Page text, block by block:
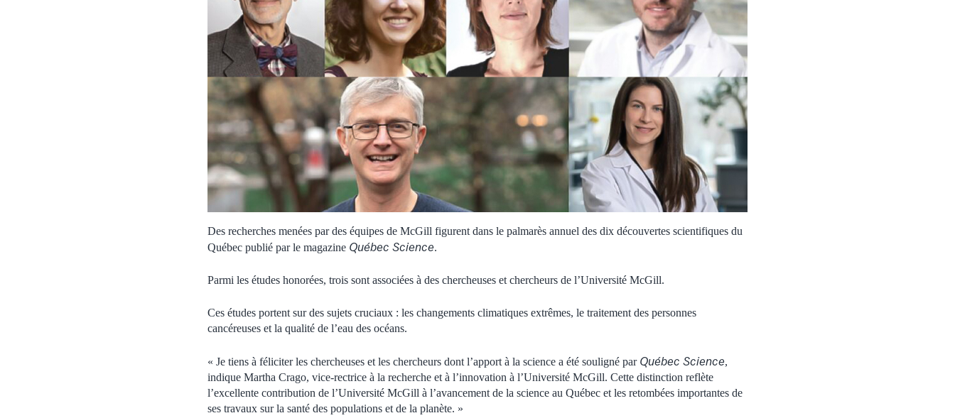
Des recherches menées par des équipes de McGill figurent dans le palmarès annuel des dix découvertes scientifiques du
Québec publié par le magazine Québec Science.
Parmi les études honorées, trois sont associées à des chercheuses et chercheurs de l’Université McGill.
Ces études portent sur des sujets cruciaux : les changements climatiques extrêmes, le traitement des personnes
cancéreuses et la qualité de l’eau des océans.
« Je tiens à féliciter les chercheuses et les chercheurs dont l’apport à la science a été souligné par Québec Science,
indique Martha Crago, vice-rectrice à la recherche et à l’innovation à l’Université McGill. Cette distinction reflète
l’excellente contribution de l’Université McGill à l’avancement de la science au Québec et les retombées importantes de
ses travaux sur la santé des populations et de la planète. »